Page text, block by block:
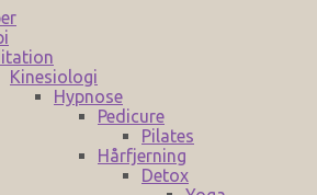
Kinesiologi
Hypnose
Pedicure
Pilates
Hårfjerning
Detox